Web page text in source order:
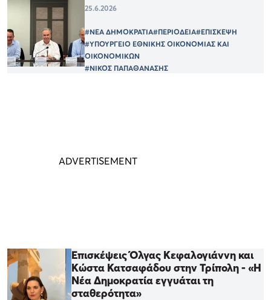
25.6.2026
#ΝΕΑ ΔΗΜΟΚΡΑΤΙΑ#ΠΕΡΙΟΔΕΙΑ#ΕΠΙΣΚΕΨΗ
#ΥΠΟΥΡΓΕΙΟ ΕΘΝΙΚΗΣ ΟΙΚΟΝΟΜΙΑΣ ΚΑΙ
ΟΙΚΟΝΟΜΙΚΩΝ
#ΝΙΚΟΣ ΠΑΠΑΘΑΝΑΣΗΣ
Επισκέψεις Όλγας Κεφαλογιάννη και
Κώστα Κατσαφάδου στην Τρίπολη - «Η
Νέα Δημοκρατία εγγυάται τη
σταθερότητα»